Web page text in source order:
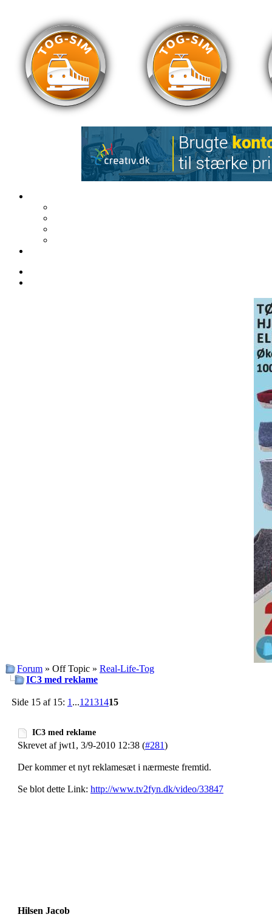
Forum » Off Topic » Real-Life-Tog
IC3 med reklame
Side 15 af 15: 1 ...12131415
IC3 med reklame
Skrevet af jwt1, 3/9-2010 12:38 (#281)
Der kommer et nyt reklamesæt i nærmeste fremtid.
Se blot dette Link: http://www.tv2fyn.dk/video/33847
Hilsen Jacob